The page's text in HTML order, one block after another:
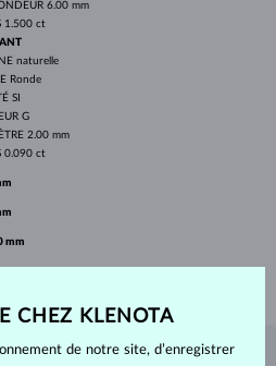
6.00 mm
1.500 ct
naturelle
Ronde
SI
G
2.00 mm
0.090 ct
mm
CHEZ KLENOTA
de notre site, d’enregistrer